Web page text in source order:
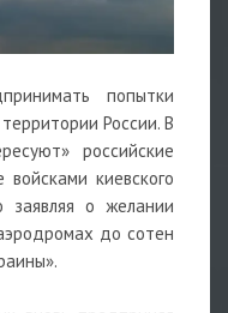
попытки
России. В
российские
киевского
о желании
до сотен